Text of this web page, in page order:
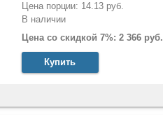
Цена порции: 14.13 руб.
В наличии
Цена со скидкой 7%: 2 366 руб.
Купить